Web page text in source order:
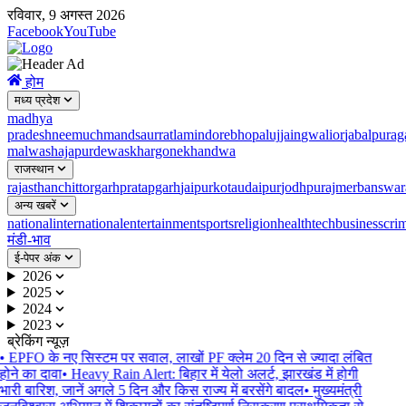
रविवार, 9 अगस्त 2026
FacebookYouTube
होम
मध्य प्रदेश
madhya
pradeshneemuchmandsaurratlamindorebhopalujjaingwaliorjabalpur
malwashajapurdewaskhargonekhandwa
राजस्थान
rajasthanchittorgarhpratapgarhjaipurkotaudaipurjodhpurajmer
अन्य खबरें
nationalinternationalentertainmentsportsreligionhealthtechbusiness
मंडी-भाव
ई-पेपर अंक
2026
2025
2024
2023
ब्रेकिंग न्यूज़
EPFO के नए सिस्टम पर सवाल, लाखों PF क्लेम 20 दिन से ज्यादा लंबित
का दावा• Heavy Rain Alert: बिहार में येलो अलर्ट, झारखंड में होगी
बारिश, जानें अगले 5 दिन और किस राज्य में बरसेंगे बादल• मुख्यमंत्री